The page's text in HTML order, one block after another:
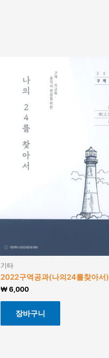
기타
2022구역공과(나의24를찾아서)
₩6,000
장바구니